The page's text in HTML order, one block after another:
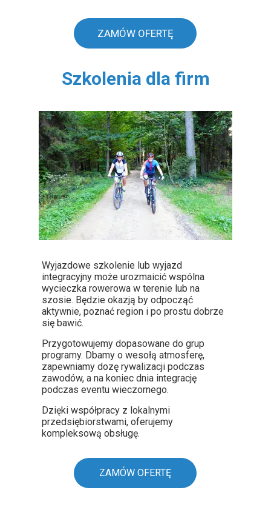
Wyjazdowe szkolenie lub wyjazd
integracyjny może urozmaicić wspólna
wycieczka rowerowa w terenie lub na
szosie. Będzie okazją by odpocząć
aktywnie, poznać region i po prostu dobrze
się bawić.
Przygotowujemy dopasowane do grup
programy. Dbamy o wesołą atmosferę,
zapewniamy dozę rywalizacji podczas
zawodów, a na koniec dnia integrację
podczas eventu wieczornego.
Dzięki współpracy z lokalnymi
przedsiębiorstwami, oferujemy
kompleksową obsługę.
ZAMÓW OFERTĘ
ZAMÓW OFERTĘ
Szkolenia dla firm